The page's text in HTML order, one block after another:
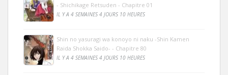
- Shichikage Retsuden - Chapitre 01
IL Y A 4 SEMAINES 4 JOURS 10 HEURES
Shin no yasuragi wa konoyo ni naku -Shin Kamen
Raida Shokka Saido- - Chapitre 80
IL Y A 4 SEMAINES 4 JOURS 10 HEURES